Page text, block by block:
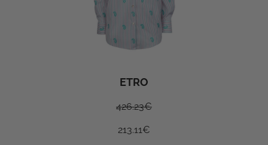
ETRO
426.23€
213.11€